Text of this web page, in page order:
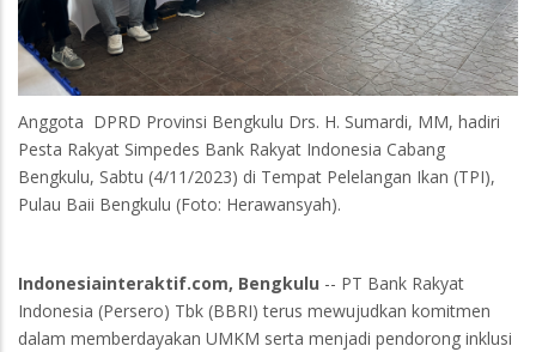
Anggota DPRD Provinsi Bengkulu Drs. H. Sumardi, MM, hadiri
Pesta Rakyat Simpedes Bank Rakyat Indonesia Cabang
Bengkulu, Sabtu (4/11/2023) di Tempat Pelelangan Ikan (TPI),
Pulau Baii Bengkulu (Foto: Herawansyah).
Indonesiainteraktif.com, Bengkulu -- PT Bank Rakyat
Indonesia (Persero) Tbk (BBRI) terus mewujudkan komitmen
dalam memberdayakan UMKM serta menjadi pendorong inklusi